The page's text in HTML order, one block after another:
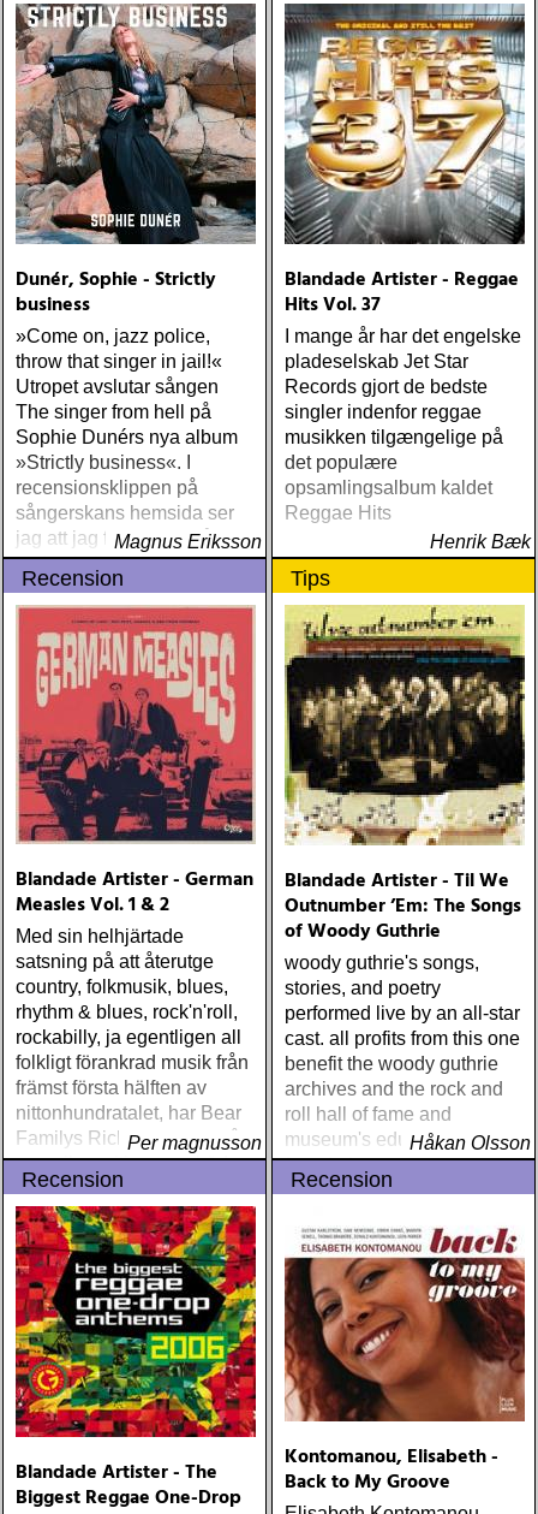
rytmkomp och snygg
stämsång à la sextiotalets
huvudfåra
Dunér, Sophie - Strictly
business
»Come on, jazz police,
throw that singer in jail!«
Utropet avslutar sången
The singer from hell på
Sophie Dunérs nya album
»Strictly business«. I
recensionsklippen på
sångerskans hemsida ser
jag att jag för ett antal år
sedan kallade henne en
bildstormare
Magnus Eriksson
Blandade Artister - Reggae
Hits Vol. 37
I mange år har det engelske
pladeselskab Jet Star
Records gjort de bedste
singler indenfor reggae
musikken tilgængelige på
det populære
opsamlingsalbum kaldet
Reggae Hits
Henrik Bæk
Recension
Blandade Artister - German
Measles Vol. 1 & 2
Med sin helhjärtade
satsning på att återutge
country, folkmusik, blues,
rhythm & blues, rock'n'roll,
rockabilly, ja egentligen all
folkligt förankrad musik från
främst första hälften av
nittonhundratalet, har Bear
Familys Richard Weize nått
en unik position som både
folkbildare och arkivarie
Per magnusson
Tips
Blandade Artister - Til We
Outnumber ’Em: The Songs
of Woody Guthrie
woody guthrie's songs,
stories, and poetry
performed live by an all-star
cast. all profits from this one
benefit the woody guthrie
archives and the rock and
roll hall of fame and
museum's educational
foundation.
Håkan Olsson
Recension
Blandade Artister - The
Biggest Reggae One-Drop
Recension
Kontomanou, Elisabeth -
Back to My Groove